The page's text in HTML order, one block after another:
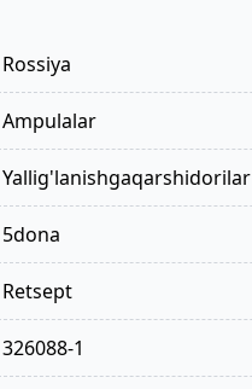
Rossiya
ampulalar
yallig'lanishgaqarshidorilar
5dona
retsept
326088-1